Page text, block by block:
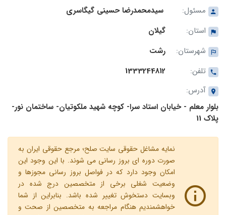
مسئول:
سیدمحمدرضا حسینی گیگاسری
استان:
گیلان
شهرستان:
رشت
تلفن:
1333244812
آدرس:
بلوار معلم - خیابان استاد سرا- کوچه شهید ملکوتیان- ساختمان نور-
پلاک 11
نمایه مشاغل حقوقی سایت صلح؛ مرجع حقوقی ایران به
صورت دوره ای بروز رسانی می شوند. با این وجود این
امکان وجود دارد که در فواصل بروز رسانی مجوزها و
وضعیت شغلی برخی از متخصصین درج شده در
وبسایت دستخوش تغییر شده باشد. بنابراین از شما
خواهشمندیم هنگام مراجعه به متخصصین از صحت و